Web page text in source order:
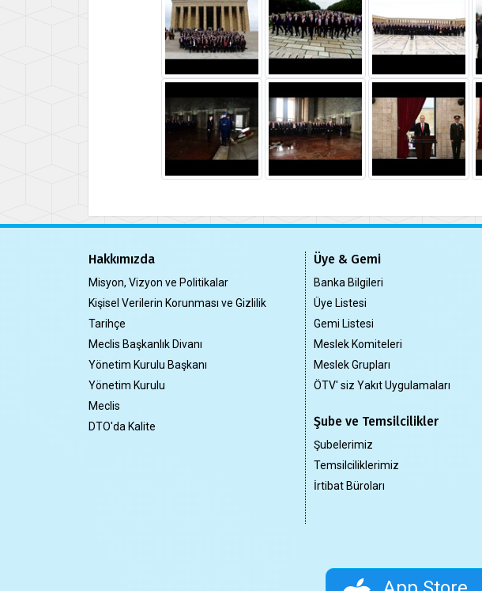
Hakkımızda
Misyon, Vizyon ve Politikalar
Kişisel Verilerin Korunması ve Gizlilik
Tarihçe
Meclis Başkanlık Divanı
Yönetim Kurulu Başkanı
Yönetim Kurulu
Meclis
DTO'da Kalite
Üye & Gemi
Banka Bilgileri
Üye Listesi
Gemi Listesi
Meslek Komiteleri
Meslek Grupları
ÖTV' siz Yakıt Uygulamaları
Şube ve Temsilcilikler
Şubelerimiz
Temsilciliklerimiz
İrtibat Büroları